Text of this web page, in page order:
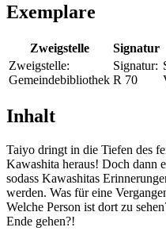
Exemplare
Zweigstelle Signatur
Zweigstelle:
Gemeindebibliothek
Signatur:
R 70
Inhalt
Taiyo dringt in die Tiefen des
Kawashita heraus! Doch dann
sodass Kawashitas
werden. Was für eine
Welche Person ist dort zu
Ende gehen?!